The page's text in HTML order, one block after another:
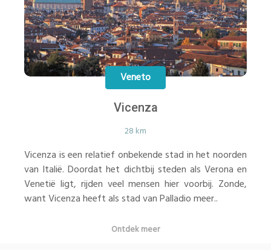
Veneto
Vicenza
28 km
Vicenza is een relatief onbekende stad in het noorden
van Italië. Doordat het dichtbij steden als Verona en
Venetië ligt, rijden veel mensen hier voorbij. Zonde,
want Vicenza heeft als stad van Palladio meer..
Ontdek meer